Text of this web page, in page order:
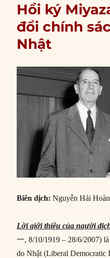
Hồi ký
đổi chính
Nhật
Biên dịch:Nguyễn Hải
Lời giới thiệu của người
一, 8/10/1919 – 28/6/2007)
do Nhật (Liberal Democratic